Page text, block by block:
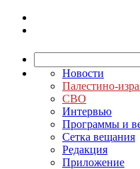
Новости
Палестино-
СВО
Интервью
Программы и
Сетка вещания
Редакция
Приложение